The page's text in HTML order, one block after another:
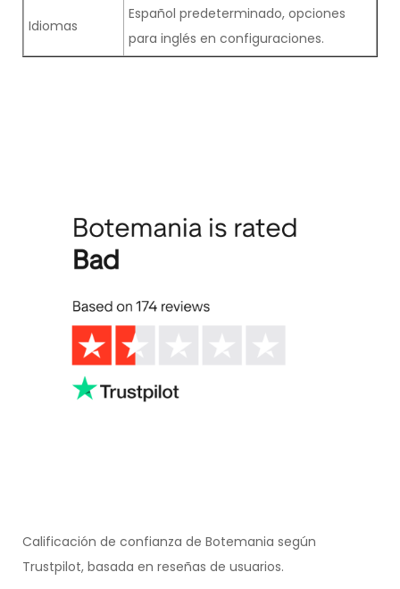
Idiomas
Español predeterminado, opciones
para inglés en configuraciones.
Calificación de confianza de Botemania según
Trustpilot, basada en reseñas de usuarios.